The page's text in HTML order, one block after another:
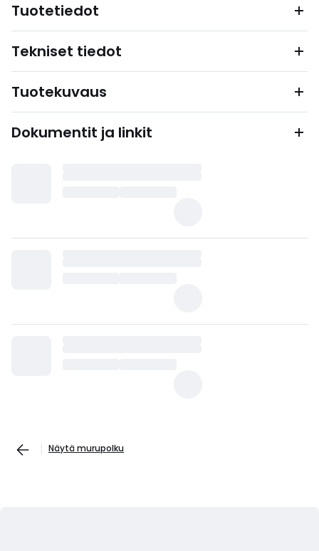
Tuotetiedot
Tekniset tiedot
Tuotekuvaus
Dokumentit ja linkit
Näytä murupolku